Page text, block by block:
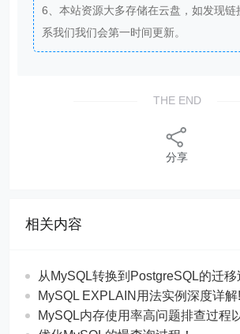
6、本站资源大多存储在云盘，如发现链
系我们我们会第一时间更新。
THE END
分享
相关内容
从MySQL转换到PostgreSQL的迁移
MySQL EXPLAIN用法实例深度详解!
MySQL内存使用率高问题排查过程